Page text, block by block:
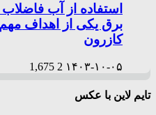
استفاده از آب
برق یکی از اهداف
کازرون
۱۴۰۳-۱۰-۰۵ 2
1,675
تایم لاین با عکس